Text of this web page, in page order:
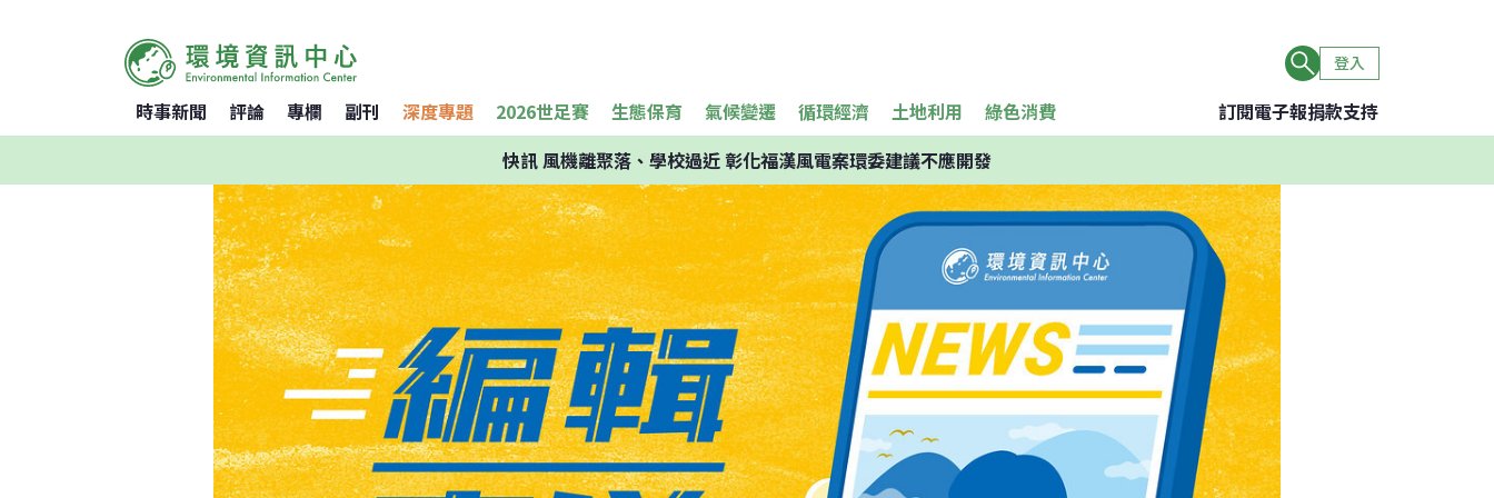
登入
時事新聞 評論 專欄 副刊 深度專題 2026世足賽 生態保育 氣候變遷 循環經濟 土地利用 綠色消費 訂閱電子報捐款支持
快訊風機離聚落、學校過近 彰化福漢風電案環委建議不應開發